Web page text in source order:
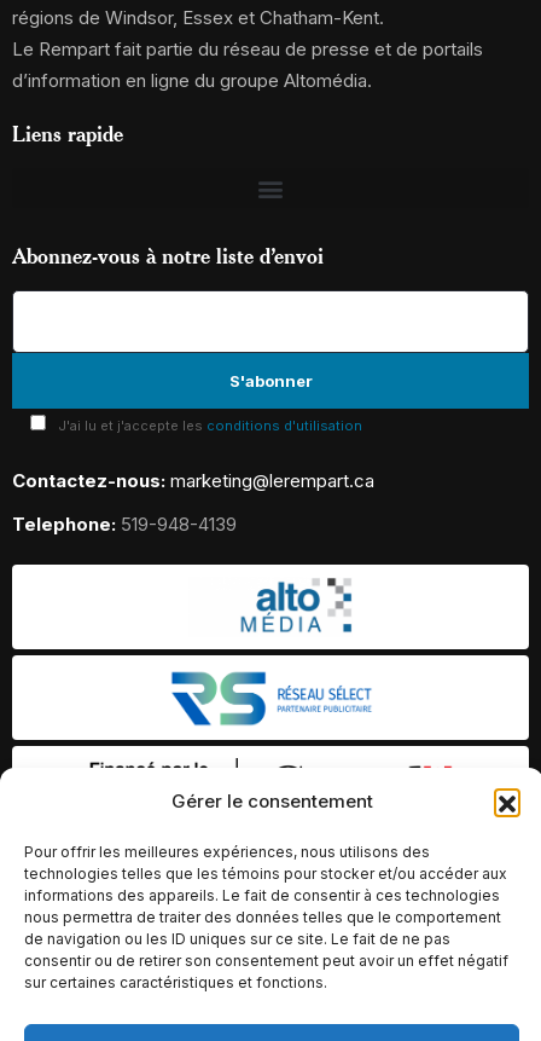
Gérer le consentement
Pour offrir les meilleures expériences, nous utilisons des
technologies telles que les témoins pour stocker et/ou accéder aux
informations des appareils. Le fait de consentir à ces technologies
nous permettra de traiter des données telles que le comportement
de navigation ou les ID uniques sur ce site. Le fait de ne pas
consentir ou de retirer son consentement peut avoir un effet négatif
sur certaines caractéristiques et fonctions.
régions de Windsor, Essex et Chatham-Kent.
Le Rempart fait partie du réseau de presse et de portails
d’information en ligne du groupe Altomédia.
Liens rapide
Abonnez-vous à notre liste d’envoi
J'ai lu et j'accepte les conditions d'utilisation
Contactez-nous: marketing@lerempart.ca
Telephone: 519-948-4139